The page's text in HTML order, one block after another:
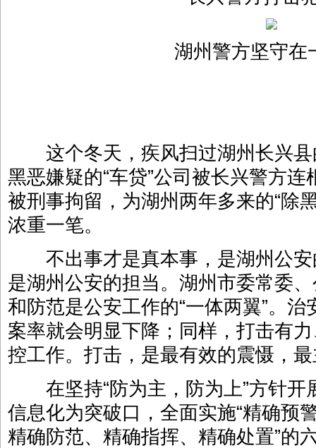
湖州警方坚守
这个冬天，疾风扫过湖州长兴县
黑恶嫌疑的“车贷”公司被长兴警方
被刑事拘留，为湖州两年多来的“除
浓重一笔。
不出事才是真本事，是湖州公安
是湖州公安的担当。湖州市委常委
和防范是公安工作的“一体两翼”。
案率就会明显下降；同样，打击有
控工作。打击，是最有效的震慑，
在坚持“防为主，防为上”方针开
信息化为突破口，全面实施“精确预
精确防范、精确指挥、精确处置”的